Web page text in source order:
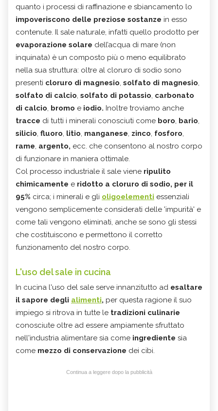
quanto i processi di raffinazione e sbiancamento lo
impoveriscono delle preziose sostanze in esso
contenute. Il sale naturale, infatti quello prodotto per
evaporazione solare dell’acqua di mare (non
inquinata) è un composto più o meno equilibrato
nella sua struttura: oltre al cloruro di sodio sono
presenti cloruro di magnesio, solfato di magnesio,
solfato di calcio, solfato di potassio, carbonato
di calcio, bromo e iodio. Inoltre troviamo anche
tracce di tutti i minerali conosciuti come boro, bario,
silicio, fluoro, litio, manganese, zinco, fosforo,
rame, argento, ecc. che consentono al nostro corpo
di funzionare in maniera ottimale.
Col processo industriale il sale viene ripulito
chimicamente e ridotto a cloruro di sodio, per il
95% circa; i minerali e gli oligoelementi essenziali
vengono semplicemente considerati delle 'impurità' e
come tali vengono eliminati, anche se sono gli stessi
che costituiscono e permettono il corretto
funzionamento del nostro corpo.
L'uso del sale in cucina
In cucina l'uso del sale serve innanzitutto ad esaltare
il sapore degli alimenti, per questa ragione il suo
impiego si ritrova in tutte le tradizioni culinarie
conosciute oltre ad essere ampiamente sfruttato
nell'industria alimentare sia come ingrediente sia
come mezzo di conservazione dei cibi.
Continua a leggere dopo la pubblicità